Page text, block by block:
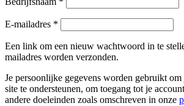
E-mailadres *
Een link om een nieuw wachtwoord in te
mailadres worden verzonden.
Je persoonlijke gegevens worden gebruikt
site te ondersteunen, om toegang tot je
andere doeleinden zoals omschreven in onze